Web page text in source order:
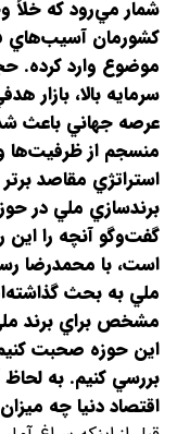
‌شمار مي‌رود که
کشورمان آسيب‌هاي
موضوع وارد کرده.
سرمايه بالا، بازار
عرصه جهاني باعث
منسجم از ظرفيت‌ها
استراتژي مقاصد
برندسازي ملي در
گفت‌وگو آنچه را اين
است، با محمدرضا
ملي به بحث
مشخص براي برند
اين حوزه صحبت کنيم
بررسي كنيم. به
اقتصاد دنيا چه